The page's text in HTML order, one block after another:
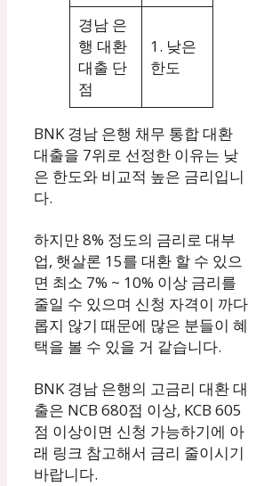
경남 은
행 대환
대출 단
점
1. 낮은
한도
BNK 경남 은행 채무 통합 대환
대출을 7위로 선정한 이유는 낮
은 한도와 비교적 높은 금리입니
다.
하지만 8% 정도의 금리로 대부
업, 햇살론 15를 대환 할 수 있으
면 최소 7% ~ 10% 이상 금리를
줄일 수 있으며 신청 자격이 까다
롭지 않기 때문에 많은 분들이 혜
택을 볼 수 있을 거 같습니다.
BNK 경남 은행의 고금리 대환 대
출은 NCB 680점 이상, KCB 605
점 이상이면 신청 가능하기에 아
래 링크 참고해서 금리 줄이시기
바랍니다.